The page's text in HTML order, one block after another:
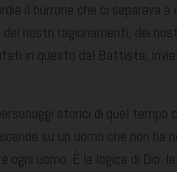
il burrone che ci separava a
nostri ragionamenti, dei
in questo dal Battista,
storici di quel tempo
su un uomo che non ha
ogni uomo. È la logica di Dio: